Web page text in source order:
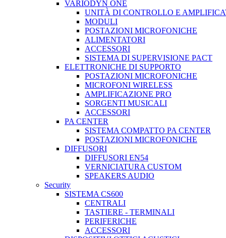
VARIODYN ONE
UNITÀ DI CONTROLLO E
MODULI
POSTAZIONI MICROFONICHE
ALIMENTATORI
ACCESSORI
SISTEMA DI SUPERVISIONE PACT
ELETTRONICHE DI SUPPORTO
POSTAZIONI MICROFONICHE
MICROFONI WIRELESS
AMPLIFICAZIONE PRO
SORGENTI MUSICALI
ACCESSORI
PA CENTER
SISTEMA COMPATTO PA CENTER
POSTAZIONI MICROFONICHE
DIFFUSORI
DIFFUSORI EN54
VERNICIATURA CUSTOM
SPEAKERS AUDIO
Security
SISTEMA CS600
CENTRALI
TASTIERE - TERMINALI
PERIFERICHE
ACCESSORI